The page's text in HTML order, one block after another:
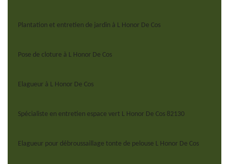
Plantation et entretien de jardin à L Honor De Cos
Pose de cloture à L Honor De Cos
Elagueur à L Honor De Cos
Spécialiste en entretien espace vert L Honor De Cos 82130
Elagueur pour débroussaillage tonte de pelouse L Honor De Cos